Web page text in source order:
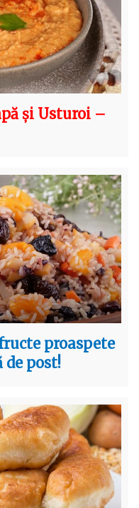
și Usturoi –
proaspete
de post!